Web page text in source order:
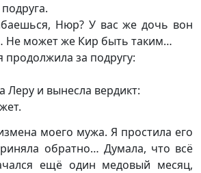
Нюр? У вас же дочь вон
Не может же Кир быть таким…
продолжила за подругу:
Леру и вынесла вердикт:
моего мужа. Я простила его
обратно… Думала, что всё
ещё один медовый месяц,